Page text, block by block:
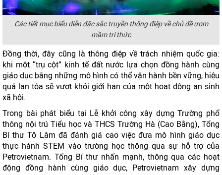
Các tiết mục biểu diễn đặc sắc truyền thông điệp về chủ đề ươm
mầm tri thức
Đồng thời, đây cũng là thông điệp về trách nhiệm quốc gia:
khi một “trụ cột” kinh tế đất nước lựa chọn đồng hành cùng
giáo dục bằng những mô hình có thể vận hành bền vững, hiệu
quả lan tỏa sẽ vượt khỏi giới hạn của một hoạt động an sinh
xã hội.
Trong bài phát biểu tại Lễ khởi công xây dựng Trường phổ
thông nội trú Tiểu học và THCS Trường Hà (Cao Bằng), Tổng
Bí thư Tô Lâm đã đánh giá cao việc đưa mô hình giáo dục
thực hành STEM vào trường học thông qua sự hỗ trợ của
Petrovietnam. Tổng Bí thư nhấn mạnh, thông qua các hoạt
động đồng hành cùng giáo dục, Petrovietnam xây dựng